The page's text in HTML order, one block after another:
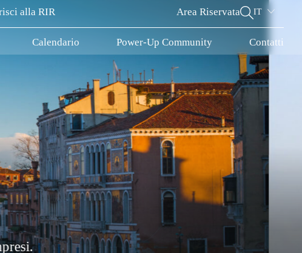
alla RIR Area Riservata IT
Calendario Power-Up Community Contatti